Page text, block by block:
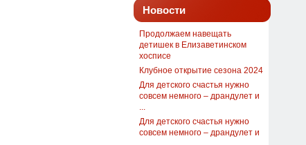
Новости
Продолжаем навещать
детишек в Елизаветинском
хосписе
Клубное открытие сезона 2024
Для детского счастья нужно
совсем немного – драндулет и
Для детского счастья нужно
совсем немного – драндулет и